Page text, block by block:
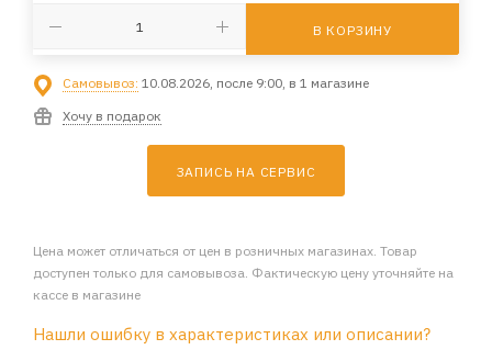
В КОРЗИНУ
Самовывоз: 10.08.2026, после 9:00, в 1 магазине
Хочу в подарок
ЗАПИСЬ НА СЕРВИС
Цена может отличаться от цен в розничных магазинах. Товар
доступен только для самовывоза. Фактическую цену уточняйте на
кассе в магазине
Нашли ошибку в характеристиках или описании?